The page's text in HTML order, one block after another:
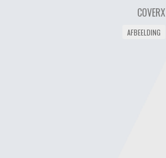
COVERX
AFBEELDING